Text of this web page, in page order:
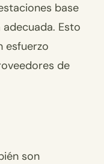
base
Esto
esfuerzo
de
son